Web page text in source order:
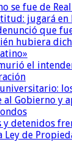
se fue de
jugará en
que
hubiera
el
al Gobierno y
y detenidos
Ley de